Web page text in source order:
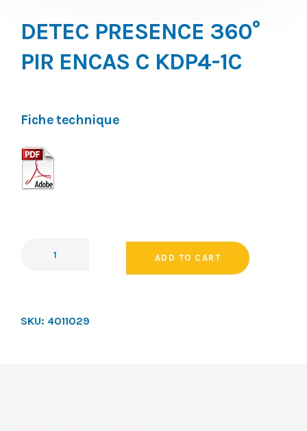
DETEC PRESENCE 360°
PIR ENCAS C KDP4-1C
Fiche technique
ADD TO CART
SKU: 4011029